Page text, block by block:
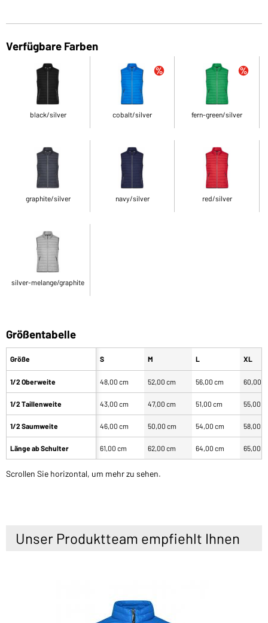
Verfügbare Farben
black/silver cobalt/silver fern-green/silver
graphite/silver navy/silver red/silver
silver-melange/graphite
Größentabelle
Größe
1/2 Oberweite
1/2 Taillenweite
1/2 Saumweite
Länge ab Schulter
S M L XL
48,00 cm 52,00 cm 56,00 cm 60,00
43,00 cm 47,00 cm 51,00 cm 55,00
46,00 cm 50,00 cm 54,00 cm 58,00
61,00 cm 62,00 cm 64,00 cm 65,00
Scrollen Sie horizontal, um mehr zu sehen.
Unser Produktteam empfiehlt Ihnen